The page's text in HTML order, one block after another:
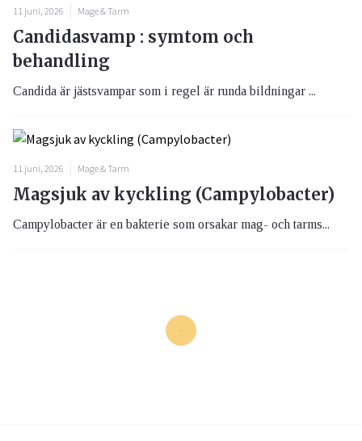
11 juni, 2026 Mage & Tarm
Candidasvamp : symtom och
behandling
Candida är jästsvampar som i regel är runda bildningar ...
11 juni, 2026 Mage & Tarm
Magsjuk av kyckling (Campylobacter)
Campylobacter är en bakterie som orsakar mag- och tarms...